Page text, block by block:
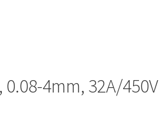
4mm, 32A/450V